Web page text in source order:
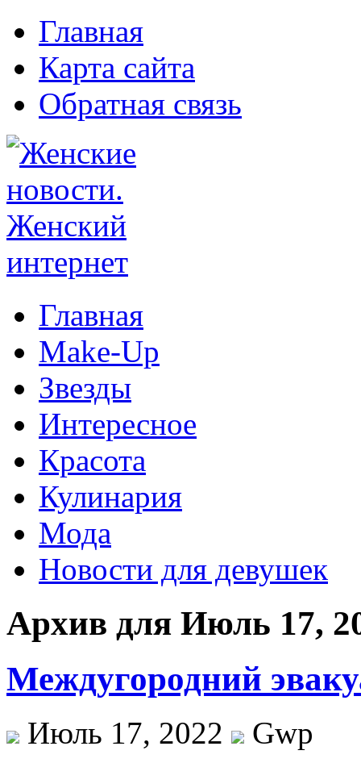
Главная
Карта сайта
Обратная связь
Главная
Make-Up
Звезды
Интересное
Красота
Кулинария
Мода
Новости для девушек
Архив для Июль 17,
Междугородний
Июль 17, 2022
Gwp